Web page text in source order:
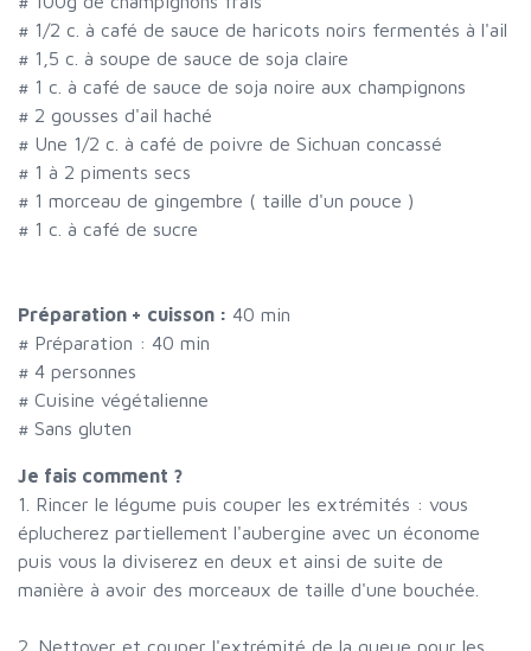
# 1/2 c. à café de sauce de haricots noirs fermentés à l'ail
# 1,5 c. à soupe de sauce de soja claire
# 1 c. à café de sauce de soja noire aux champignons
# 2 gousses d'ail haché
# Une 1/2 c. à café de poivre de Sichuan concassé
# 1 à 2 piments secs
# 1 morceau de gingembre ( taille d'un pouce )
# 1 c. à café de sucre
Préparation + cuisson : 40 min
# Préparation : 40 min
# 4 personnes
# Cuisine végétalienne
# Sans gluten
Je fais comment ?
1. Rincer le légume puis couper les extrémités : vous
éplucherez partiellement l'aubergine avec un économe
puis vous la diviserez en deux et ainsi de suite de
manière à avoir des morceaux de taille d'une bouchée.
2. Nettoyer et couper l'extrémité de la queue pour les